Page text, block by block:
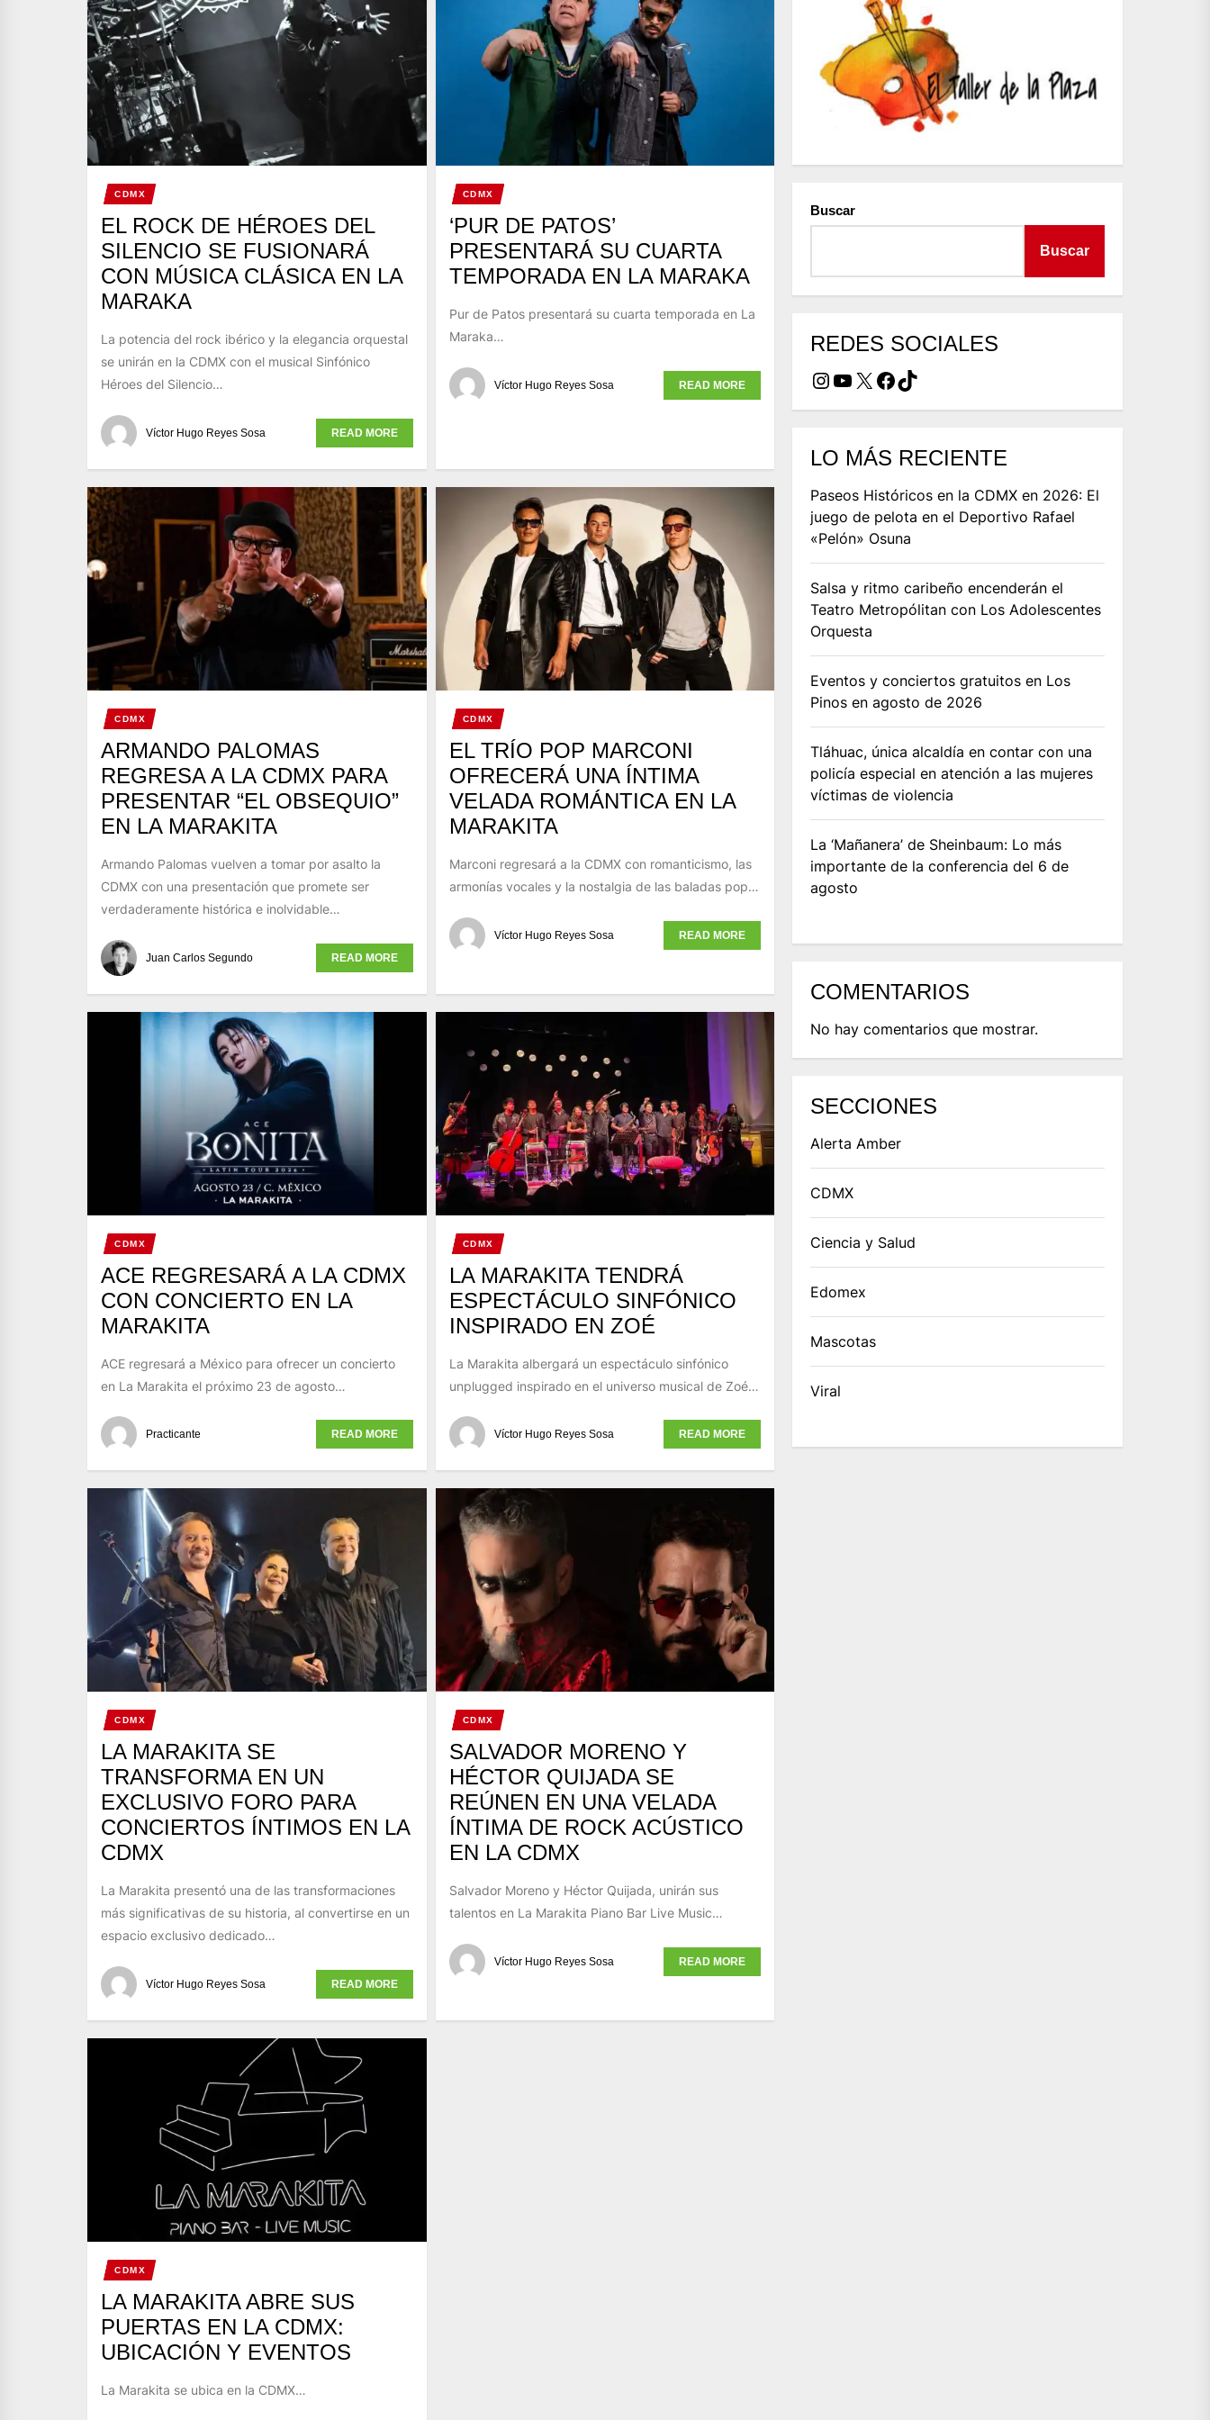
CDMX
EL ROCK DE HÉROES DEL
SILENCIO SE FUSIONARÁ
CON MÚSICA CLÁSICA EN LA
MARAKA
La potencia del rock ibérico y la elegancia orquestal
se unirán en la CDMX con el musical Sinfónico
Héroes del Silencio…
Víctor Hugo Reyes Sosa READ MORE
CDMX
‘PUR DE PATOS’
PRESENTARÁ SU CUARTA
TEMPORADA EN LA MARAKA
Pur de Patos presentará su cuarta temporada en La
Maraka…
Víctor Hugo Reyes Sosa READ MORE
CDMX
ARMANDO PALOMAS
REGRESA A LA CDMX PARA
PRESENTAR “EL OBSEQUIO”
EN LA MARAKITA
Armando Palomas vuelven a tomar por asalto la
CDMX con una presentación que promete ser
verdaderamente histórica e inolvidable…
Juan Carlos Segundo READ MORE
CDMX
EL TRÍO POP MARCONI
OFRECERÁ UNA ÍNTIMA
VELADA ROMÁNTICA EN LA
MARAKITA
Marconi regresará a la CDMX con romanticismo, las
armonías vocales y la nostalgia de las baladas pop…
Víctor Hugo Reyes Sosa READ MORE
CDMX
ACE REGRESARÁ A LA CDMX
CON CONCIERTO EN LA
MARAKITA
ACE regresará a México para ofrecer un concierto
en La Marakita el próximo 23 de agosto…
Practicante READ MORE
CDMX
LA MARAKITA TENDRÁ
ESPECTÁCULO SINFÓNICO
INSPIRADO EN ZOÉ
La Marakita albergará un espectáculo sinfónico
unplugged inspirado en el universo musical de Zoé…
Víctor Hugo Reyes Sosa READ MORE
CDMX
LA MARAKITA SE
TRANSFORMA EN UN
EXCLUSIVO FORO PARA
CONCIERTOS ÍNTIMOS EN LA
CDMX
La Marakita presentó una de las transformaciones
más significativas de su historia, al convertirse en un
espacio exclusivo dedicado…
Víctor Hugo Reyes Sosa READ MORE
CDMX
SALVADOR MORENO Y
HÉCTOR QUIJADA SE
REÚNEN EN UNA VELADA
ÍNTIMA DE ROCK ACÚSTICO
EN LA CDMX
Salvador Moreno y Héctor Quijada, unirán sus
talentos en La Marakita Piano Bar Live Music…
Víctor Hugo Reyes Sosa READ MORE
CDMX
LA MARAKITA ABRE SUS
PUERTAS EN LA CDMX:
UBICACIÓN Y EVENTOS
La Marakita se ubica en la CDMX…
Buscar
Buscar
REDES SOCIALES
Instagram
YouTube
X Facebook
TikTok
LO MÁS RECIENTE
Paseos Históricos en la CDMX en 2026: El
juego de pelota en el Deportivo Rafael
«Pelón» Osuna
Salsa y ritmo caribeño encenderán el
Teatro Metropólitan con Los Adolescentes
Orquesta
Eventos y conciertos gratuitos en Los
Pinos en agosto de 2026
Tláhuac, única alcaldía en contar con una
policía especial en atención a las mujeres
víctimas de violencia
La ‘Mañanera’ de Sheinbaum: Lo más
importante de la conferencia del 6 de
agosto
COMENTARIOS
No hay comentarios que mostrar.
SECCIONES
Alerta Amber
CDMX
Ciencia y Salud
Edomex
Mascotas
Viral